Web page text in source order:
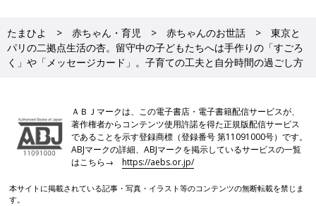
たまひよ 赤ちゃん・育児 赤ちゃんのお世話
東京と
パリの二拠点生活の杏。留守中の子どもたちへは手作りの「すごろ
く」や「メッセージカード」。子育ての工夫と自分時間の過ごし方
ＡＢＪマークは、この電子書店・電子書籍配信サービスが、
著作権者からコンテンツ使用許諾を得た正規版配信サービス
であることを示す登録商標（登録番号 第11091000号）です。
ABJマークの詳細、ABJマークを掲示しているサービスの一覧
はこちら→https://aebs.or.jp/
本サイトに掲載されている記事・写真・イラスト等のコンテンツの無断転載を禁じま
す。